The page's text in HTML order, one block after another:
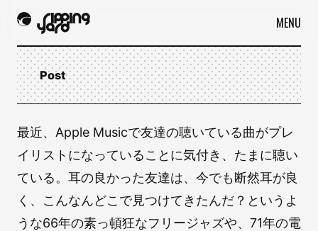
MENU
Post
最近、Apple Musicで友達の聴いている曲がプレ
イリストになっていることに気付き、たまに聴い
ている。耳の良かった友達は、今でも断然耳が良
く、こんなんどこで見つけてきたんだ？というよ
うな66年の素っ頓狂なフリージャズや、71年の電